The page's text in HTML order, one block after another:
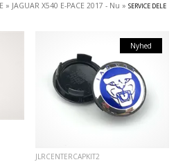
» JAGUAR X540 E-PACE 2017 - Nu »SERVICE DELE
Nyhed
JLRCENTERCAPKIT2